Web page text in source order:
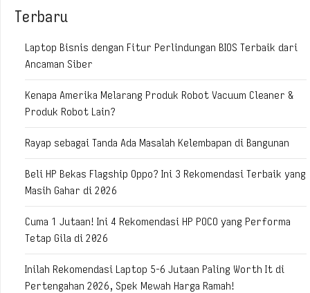
Terbaru
Laptop Bisnis dengan Fitur Perlindungan BIOS Terbaik dari
Ancaman Siber
Kenapa Amerika Melarang Produk Robot Vacuum Cleaner &
Produk Robot Lain?
Rayap sebagai Tanda Ada Masalah Kelembapan di Bangunan
Beli HP Bekas Flagship Oppo? Ini 3 Rekomendasi Terbaik yang
Masih Gahar di 2026
Cuma 1 Jutaan! Ini 4 Rekomendasi HP POCO yang Performa
Tetap Gila di 2026
Inilah Rekomendasi Laptop 5-6 Jutaan Paling Worth It di
Pertengahan 2026, Spek Mewah Harga Ramah!